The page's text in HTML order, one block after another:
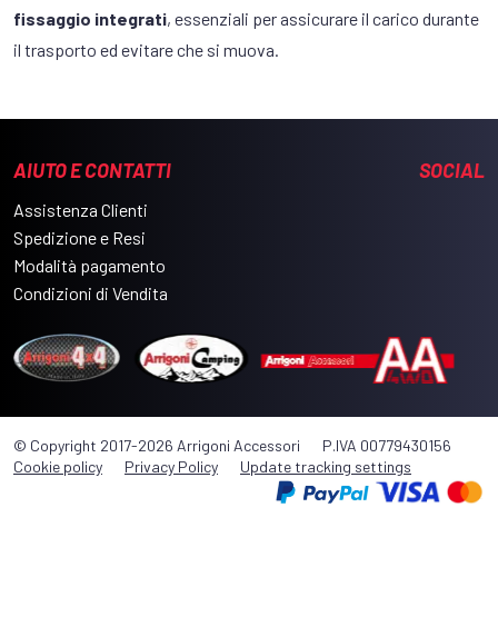
fissaggio integrati, essenziali per assicurare il carico durante
il trasporto ed evitare che si muova.
AIUTO E CONTATTI
Assistenza Clienti
Spedizione e Resi
Modalità pagamento
Condizioni di Vendita
SOCIAL
© Copyright 2017-2026 Arrigoni Accessori
P.IVA 00779430156
Cookie policy
Privacy Policy Update tracking settings